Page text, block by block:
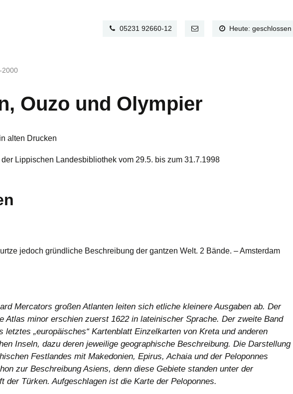
05231 92660-12 Heute: geschlossen
2000
Ouzo und Olympier
alten Drucken
Lippischen Landesbibliothek vom 29.5. bis zum 31.7.1998
jedoch gründliche Beschreibung der gantzen Welt. 2 Bände. – Amsterdam
Mercators großen Atlanten leiten sich etliche kleinere Ausgaben ab. Der
Atlas minor erschien zuerst 1622 in lateinischer Sprache. Der zweite Band
letztes „europäisches“ Kartenblatt Einzelkarten von Kreta und anderen
Inseln, dazu deren jeweilige geographische Beschreibung. Die Darstellung
Festlandes mit Makedonien, Epirus, Achaia und der Peloponnes
zur Beschreibung Asiens, denn diese Gebiete standen unter der
der Türken. Aufgeschlagen ist die Karte der Peloponnes.